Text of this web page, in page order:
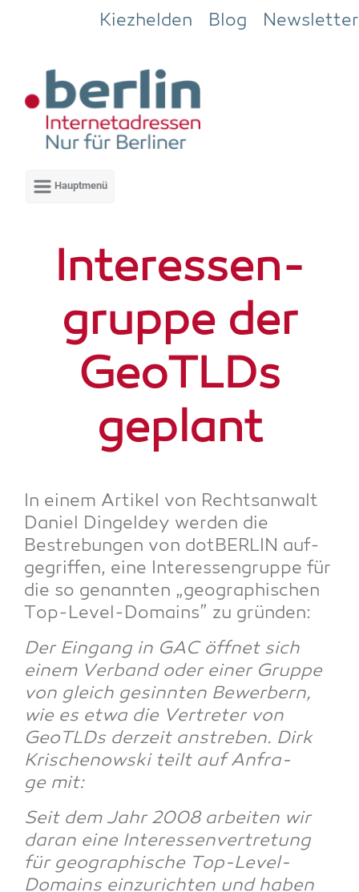
Zum Hauptinhalt springen
Kiezhelden Blog Newsletter
Inter­es­sen­
grup­pe der
GeoTLDs
geplant
In einem Arti­kel von Rechts­an­walt
Dani­el Din­gel­dey wer­den die
Bestre­bun­gen von dot­BER­LIN auf­
ge­grif­fen, eine Inter­es­sen­grup­pe für
die so genann­ten „geo­gra­phi­schen
Top-Level-Domains” zu gründen:
Der Ein­gang in GAC öff­net sich
einem Ver­band oder einer Grup­pe
von gleich gesinn­ten Bewer­bern,
wie es etwa die Ver­tre­ter von
GeoTLDs der­zeit anstre­ben. Dirk
Kri­schenow­ski teilt auf Anfra­
ge mit:
Seit dem Jahr 2008 arbei­ten wir
dar­an eine Inter­es­sen­ver­tre­tung
für geo­gra­phi­sche Top-Level-
Domains ein­zu­rich­ten und haben